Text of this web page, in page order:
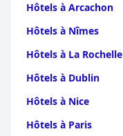
Hôtels à Arcachon
Hôtels à Nîmes
Hôtels à La Rochelle
Hôtels à Dublin
Hôtels à Nice
Hôtels à Paris